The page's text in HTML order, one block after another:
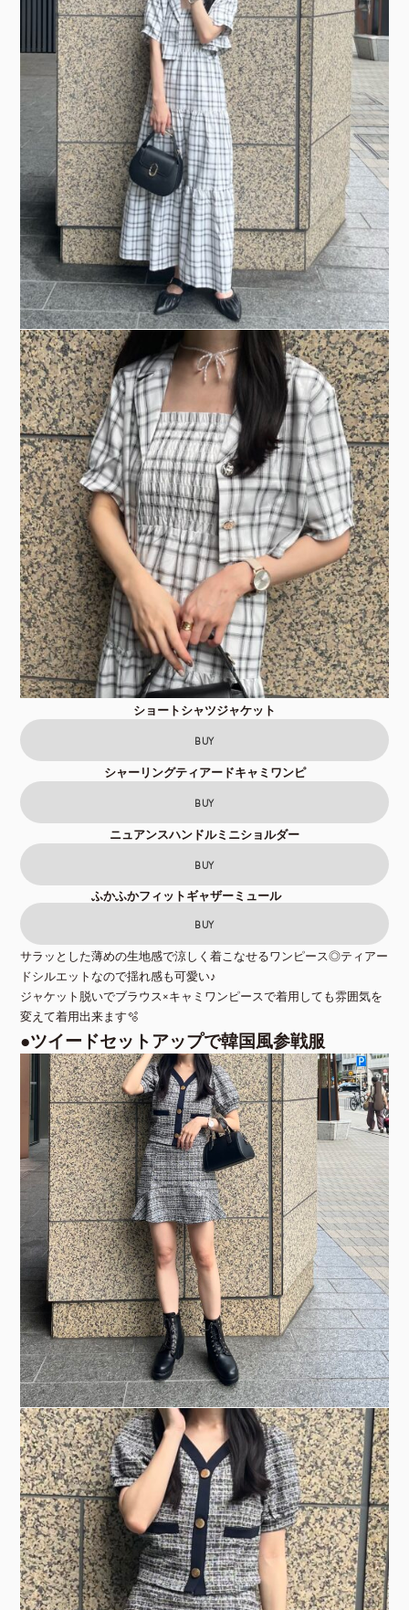
ショートシャツジャケット
BUY
シャーリングティアードキャミワンピ
BUY
ニュアンスハンドルミニショルダー
BUY
ふかふかフィットギャザーミュール
BUY
サラッとした薄めの生地感で涼しく着こなせるワンピース◎ティアー
ドシルエットなので揺れ感も可愛い♪
ジャケット脱いでブラウス×キャミワンピースで着用しても雰囲気を
変えて着用出来ます🫧
●ツイードセットアップで韓国風参戦服